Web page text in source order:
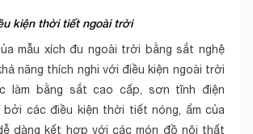
kiện thời tiết ngoài trời
mẫu xích đu ngoài trời bằng sắt nghệ
năng thích nghi với điều kiện ngoài trời
làm bằng sắt cao cấp, sơn tĩnh điện
bởi các điều kiện thời tiết nóng, ẩm của
dàng kết hợp với các món đồ nội thất